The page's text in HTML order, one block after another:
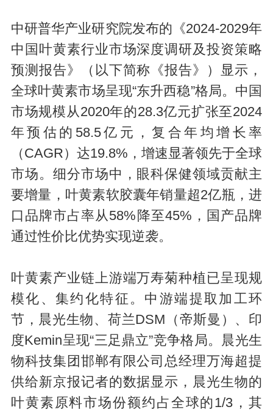
中研普华产业研究院发布的《2024-2029年
中国叶黄素行业市场深度调研及投资策略
预测报告》（以下简称《报告》）显示，
全球叶黄素市场呈现“东升西稳”格局。中国
市场规模从2020年的28.3亿元扩张至2024
年预估的58.5亿元，复合年均增长率
（CAGR）达19.8%，增速显著领先于全球
市场。细分市场中，眼科保健领域贡献主
要增量，叶黄素软胶囊年销量超2亿瓶，进
口品牌市占率从58%降至45%，国产品牌
通过性价比优势实现逆袭。
叶黄素产业链上游端万寿菊种植已呈现规
模化、集约化特征。中游端提取加工环
节，晨光生物、荷兰DSM（帝斯曼）、印
度Kemin呈现“三足鼎立”竞争格局。晨光生
物科技集团邯郸有限公司总经理万海超提
供给新京报记者的数据显示，晨光生物的
叶黄素原料市场份额约占全球的1/3，其